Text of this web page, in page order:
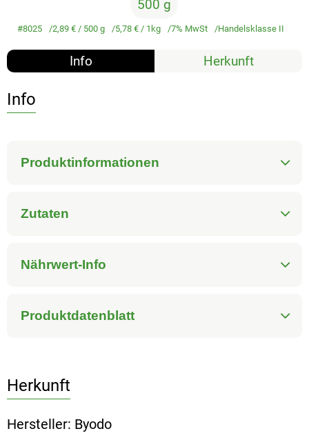
500 g
#8025 2,89 €/ 500 g 5,78 €/ 1kg 7% MwSt Handelsklasse II
Info Herkunft
Info
Produktinformationen
Zutaten
Nährwert-Info
Produktdatenblatt
Herkunft
Hersteller: Byodo